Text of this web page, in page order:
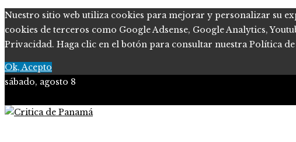
Nuestro sitio web utiliza cookies para mejorar y personalizar su
cookies de terceros como Google Adsense, Google Analytics,
Privacidad. Haga clic en el botón para consultar nuestra Política
Ok, Acepto
sábado, agosto 8